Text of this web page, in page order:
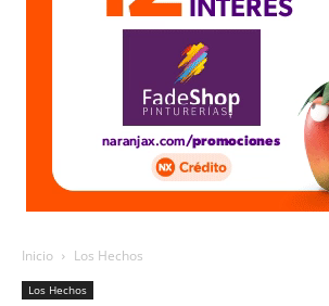
Inicio Los Hechos
Los Hechos